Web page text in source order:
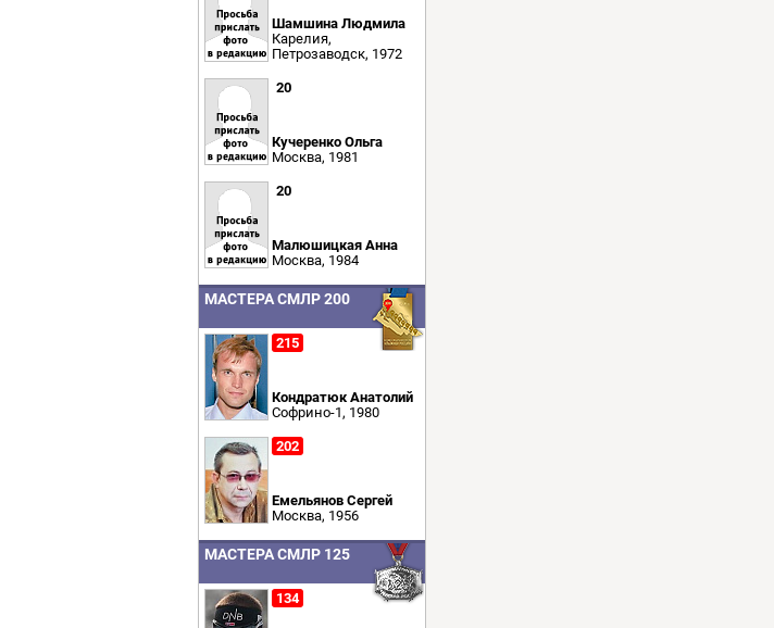
Шамшина Людмила
Карелия,
Петрозаводск, 1972
20
Кучеренко Ольга
Москва, 1981
20
Малюшицкая Анна
Москва, 1984
МАСТЕРА СМЛР 200
215
Кондратюк Анатолий
Софрино-1, 1980
202
Емельянов Сергей
Москва, 1956
МАСТЕРА СМЛР 125
134